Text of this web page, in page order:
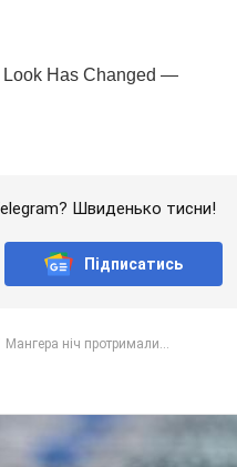
Швиденько тисни!
Підписатись
Мангера ніч протримали...